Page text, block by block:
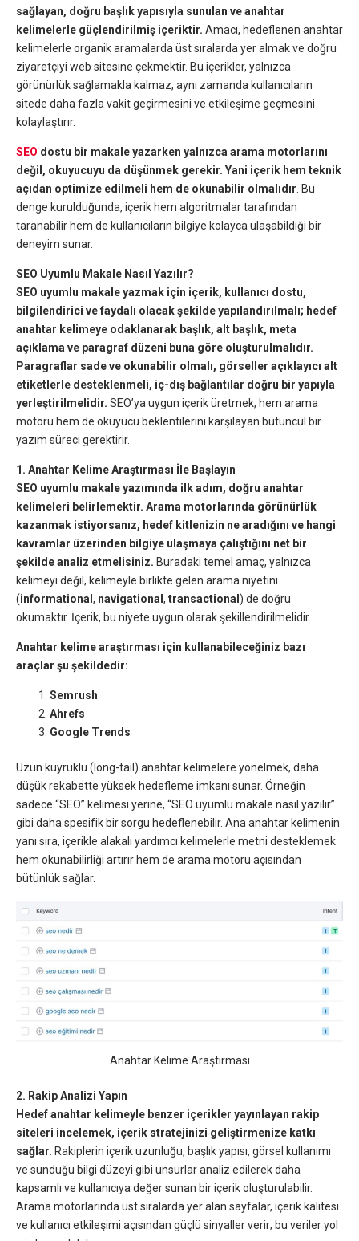
sağlayan, doğru başlık yapısıyla sunulan ve anahtar
kelimelerle güçlendirilmiş içeriktir. Amacı, hedeflenen anahtar
kelimelerle organik aramalarda üst sıralarda yer almak ve doğru
ziyaretçiyi web sitesine çekmektir. Bu içerikler, yalnızca
görünürlük sağlamakla kalmaz, aynı zamanda kullanıcıların
sitede daha fazla vakit geçirmesini ve etkileşime geçmesini
kolaylaştırır.
SEO dostu bir makale yazarken yalnızca arama motorlarını
değil, okuyucuyu da düşünmek gerekir. Yani içerik hem teknik
açıdan optimize edilmeli hem de okunabilir olmalıdır . Bu
denge kurulduğunda, içerik hem algoritmalar tarafından
taranabilir hem de kullanıcıların bilgiye kolayca ulaşabildiği bir
deneyim sunar.
SEO Uyumlu Makale Nasıl Yazılır?
SEO uyumlu makale yazmak için içerik, kullanıcı dostu,
bilgilendirici ve faydalı olacak şekilde yapılandırılmalı; hedef
anahtar kelimeye odaklanarak başlık, alt başlık, meta
açıklama ve paragraf düzeni buna göre oluşturulmalıdır.
Paragraflar sade ve okunabilir olmalı, görseller açıklayıcı alt
etiketlerle desteklenmeli, iç-dış bağlantılar doğru bir yapıyla
yerleştirilmelidir. SEO’ya uygun içerik üretmek, hem arama
motoru hem de okuyucu beklentilerini karşılayan bütüncül bir
yazım süreci gerektirir.
1. Anahtar Kelime Araştırması İle Başlayın
SEO uyumlu makale yazımında ilk adım, doğru anahtar
kelimeleri belirlemektir. Arama motorlarında görünürlük
kazanmak istiyorsanız, hedef kitlenizin ne aradığını ve hangi
kavramlar üzerinden bilgiye ulaşmaya çalıştığını net bir
şekilde analiz etmelisiniz. Buradaki temel amaç, yalnızca
kelimeyi değil, kelimeyle birlikte gelen arama niyetini
(informational , navigational , transactional ) de doğru
okumaktır. İçerik, bu niyete uygun olarak şekillendirilmelidir.
Anahtar kelime araştırması için kullanabileceğiniz bazı
araçlar şu şekildedir:
Semrush
Ahrefs
Google Trends
Uzun kuyruklu (long-tail) anahtar kelimelere yönelmek, daha
düşük rekabette yüksek hedefleme imkanı sunar. Örneğin
sadece “SEO” kelimesi yerine, “SEO uyumlu makale nasıl yazılır”
gibi daha spesifik bir sorgu hedeflenebilir. Ana anahtar kelimenin
yanı sıra, içerikle alakalı yardımcı kelimelerle metni desteklemek
hem okunabilirliği artırır hem de arama motoru açısından
bütünlük sağlar.
Anahtar Kelime Araştırması
2. Rakip Analizi Yapın
Hedef anahtar kelimeyle benzer içerikler yayınlayan rakip
siteleri incelemek, içerik stratejinizi geliştirmenize katkı
sağlar. Rakiplerin içerik uzunluğu, başlık yapısı, görsel kullanımı
ve sunduğu bilgi düzeyi gibi unsurlar analiz edilerek daha
kapsamlı ve kullanıcıya değer sunan bir içerik oluşturulabilir.
Arama motorlarında üst sıralarda yer alan sayfalar, içerik kalitesi
ve kullanıcı etkileşimi açısından güçlü sinyaller verir; bu veriler yol